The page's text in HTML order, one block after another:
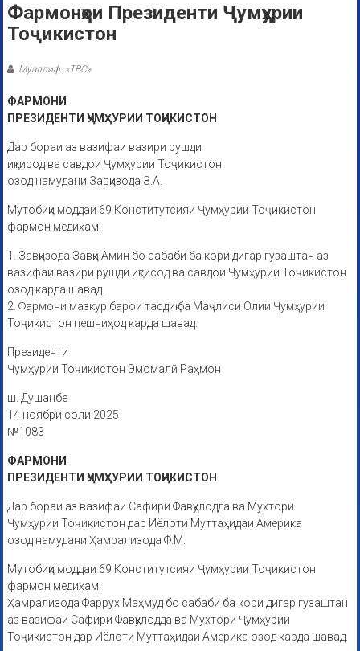
Фармонҳои Президенти Ҷумҳурии
Тоҷикистон
Муаллиф: «ТВС»
ФАРМОНИ
ПРЕЗИДЕНТИ ҶУМҲУРИИ ТОҶИКИСТОН
Дар бораи аз вазифаи вазири рушди
иқтисод ва савдои Ҷумҳурии Тоҷикистон
озод намудани Завқизода З.А.
Мутобиқи моддаи 69 Конститутсияи Ҷумҳурии Тоҷикистон
фармон медиҳам:
1. Завқизода Завқӣ Амин бо сабаби ба кори дигар гузаштан аз
вазифаи вазири рушди иқтисод ва савдои Ҷумҳурии Тоҷикистон
озод карда шавад.
2. Фармони мазкур барои тасдиқ ба Маҷлиси Олии Ҷумҳурии
Тоҷикистон пешниҳод карда шавад.
Президенти
Ҷумҳурии Тоҷикистон Эмомалӣ Раҳмон
ш. Душанбе
14 ноябри соли 2025
№1083
ФАРМОНИ
ПРЕЗИДЕНТИ ҶУМҲУРИИ ТОҶИКИСТОН
Дар бораи аз вазифаи Сафири Фавқулодда ва Мухтори
Ҷумҳурии Тоҷикистон дар Иёлоти Муттаҳидаи Америка
озод намудани Ҳамрализода Ф.М.
Мутобиқи моддаи 69 Конститутсияи Ҷумҳурии Тоҷикистон
фармон медиҳам:
Ҳамрализода Фаррух Маҳмуд бо сабаби ба кори дигар гузаштан
аз вазифаи Сафири Фавқулодда ва Мухтори Ҷумҳурии
Тоҷикистон дар Иёлоти Муттаҳидаи Америка озод карда шавад.